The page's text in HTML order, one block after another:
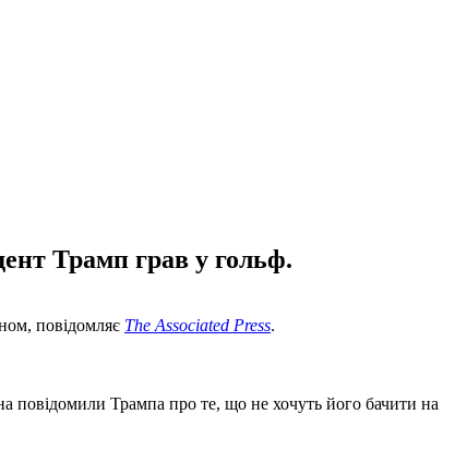
Трамп грав у гольф.
повідомляє The Associated Press.
повідомили Трампа про те, що не хочуть його бачити на